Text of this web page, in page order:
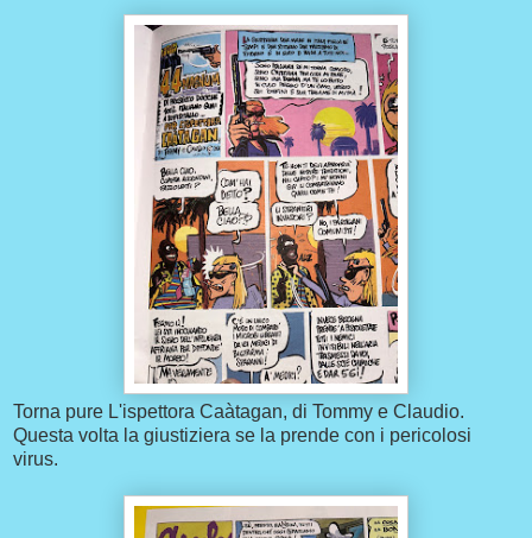
Torna pure L'ispettora Caàtagan, di Tommy e Claudio.
Questa volta la giustiziera se la prende con i pericolosi
virus.